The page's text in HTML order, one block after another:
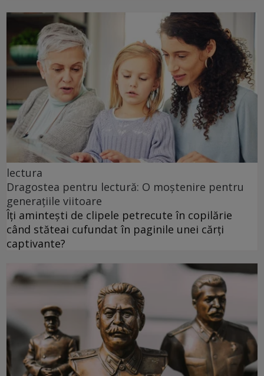
lectura
Dragostea pentru lectură: O moștenire pentru
generațiile viitoare
Îți amintești de clipele petrecute în copilărie
când stăteai cufundat în paginile unei cărți
captivante?